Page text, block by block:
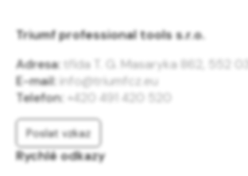
Triumf professional tools s.r.o.
Adresa: třída T. G. Masaryka 862, 552 03
E-mail: info@triumfcz.eu
Telefon: +420 491 420 520
Poslat vzkaz
Rychlé odkazy